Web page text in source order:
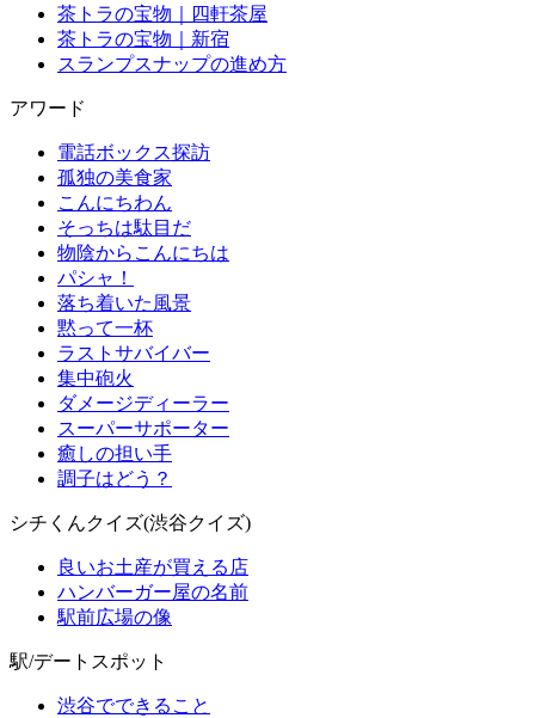
茶トラの宝物｜四軒茶屋
茶トラの宝物｜新宿
スランプスナップの進め方
アワード
電話ボックス探訪
孤独の美食家
こんにちわん
そっちは駄目だ
物陰からこんにちは
パシャ！
落ち着いた風景
黙って一杯
ラストサバイバー
集中砲火
ダメージディーラー
スーパーサポーター
癒しの担い手
調子はどう？
シチくんクイズ(渋谷クイズ)
良いお土産が買える店
ハンバーガー屋の名前
駅前広場の像
駅/デートスポット
渋谷でできること